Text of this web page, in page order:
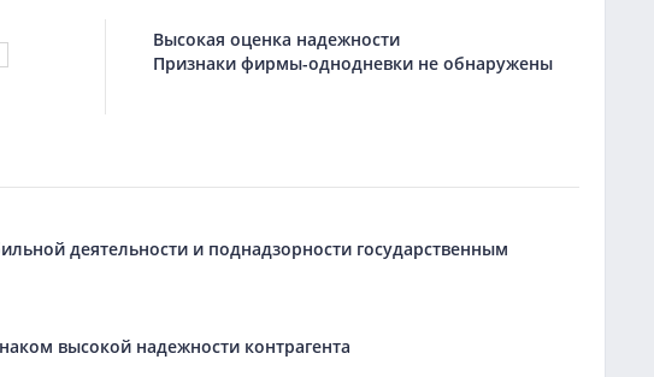
Высокая оценка надежности
Признаки фирмы-однодневки не обнаружены
деятельности и поднадзорности государственным
высокой надежности контрагента